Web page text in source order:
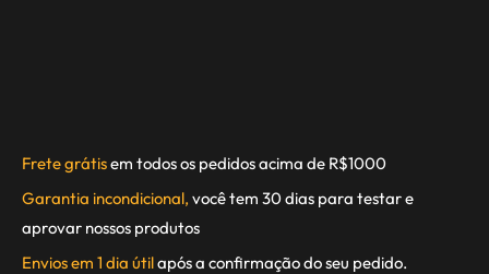
Frete grátisem todos os pedidos acima de R$1000
Garantia incondicional, você tem 30 dias para testar e
aprovar nossos produtos
Envios em 1 dia útilapós a confirmação do seu pedido.